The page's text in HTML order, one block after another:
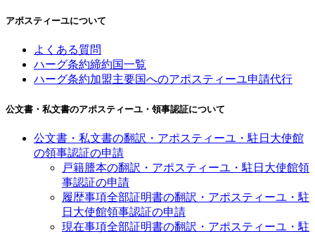
アポスティーユについて
よくある質問
ハーグ条約締約国一覧
ハーグ条約加盟主要国へのアポスティーユ申請代行
公文書・私文書のアポスティーユ・領事認証について
公文書・私文書の翻訳・アポスティーユ・駐日大使館
の領事認証の申請
戸籍謄本の翻訳・アポスティーユ・駐日大使館領
事認証の申請
履歴事項全部証明書の翻訳・アポスティーユ・駐
日大使館領事認証の申請
現在事項全部証明書の翻訳・アポスティーユ・駐